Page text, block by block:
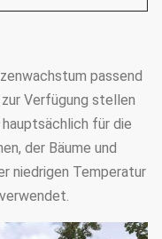
passend
Verfügung stellen
für die
der Bäume und
niedrigen Temperatur